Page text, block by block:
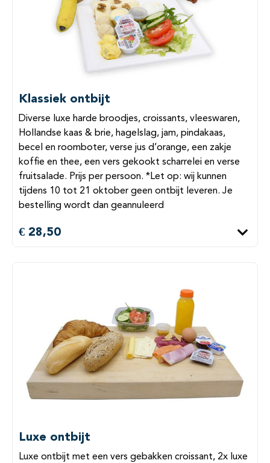
Klassiek ontbijt
Diverse luxe harde broodjes, croissants, vleeswaren,
Hollandse kaas & brie, hagelslag, jam, pindakaas,
becel en roomboter, verse jus d’orange, een zakje
koffie en thee, een vers gekookt scharrelei en verse
fruitsalade. Prijs per persoon. *Let op: wij kunnen
tijdens 10 tot 21 oktober geen ontbijt leveren. Je
bestelling wordt dan geannuleerd
€ 28,50
Luxe ontbijt
Luxe ontbijt met een vers gebakken croissant, 2x luxe